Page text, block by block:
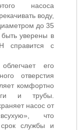
насоса
воду,
до 35
уверены в
справится с
его
отверстия
комфортно
и трубы.
насос от
что
срок службы и